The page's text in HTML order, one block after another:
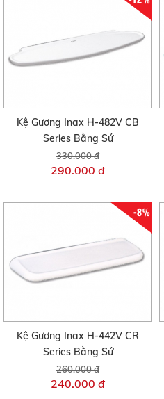
Kệ Gương Inax H-482V CB
Series Bằng Sứ
330.000 đ
290.000 đ
-8%
Kệ Gương Inax H-442V CR
Series Bằng Sứ
260.000 đ
240.000 đ